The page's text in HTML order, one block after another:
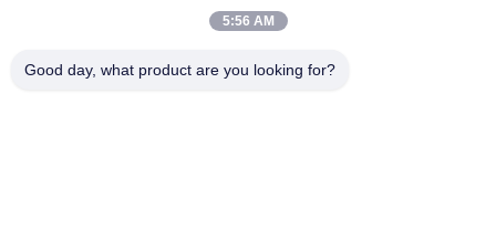
Nanjing Zhitian Mechanical And Electrical Co.,
5:56 AM
Good day, what product are you looking for?